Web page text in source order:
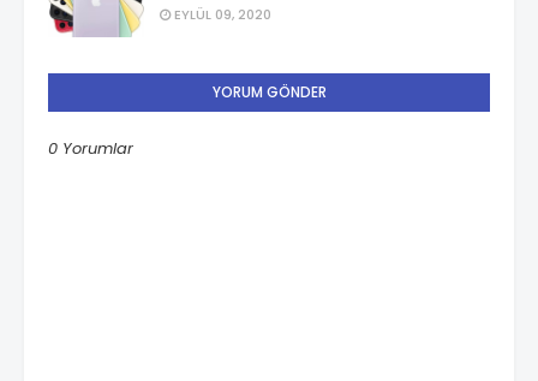
EYLÜL 09, 2020
YORUM GÖNDER
0 Yorumlar